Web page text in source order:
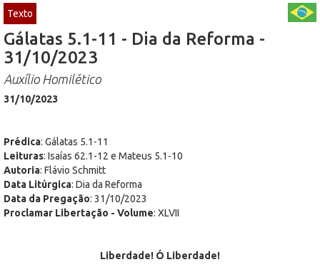
Texto
Gálatas 5.1-11 - Dia da Reforma -
31/10/2023
Auxílio Homilético
31/10/2023
Prédica: Gálatas 5.1-11
Leituras: Isaías 62.1-12 e Mateus 5.1-10
Autoria: Flávio Schmitt
Data Litúrgica: Dia da Reforma
Data da Pregação: 31/10/2023
Proclamar Libertação - Volume: XLVII
Liberdade! Ó Liberdade!